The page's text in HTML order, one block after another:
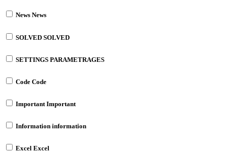
News News
SOLVED SOLVED
SETTINGS PARAMETRAGES
Code Code
ImportantImportant
Information information
Excel Excel